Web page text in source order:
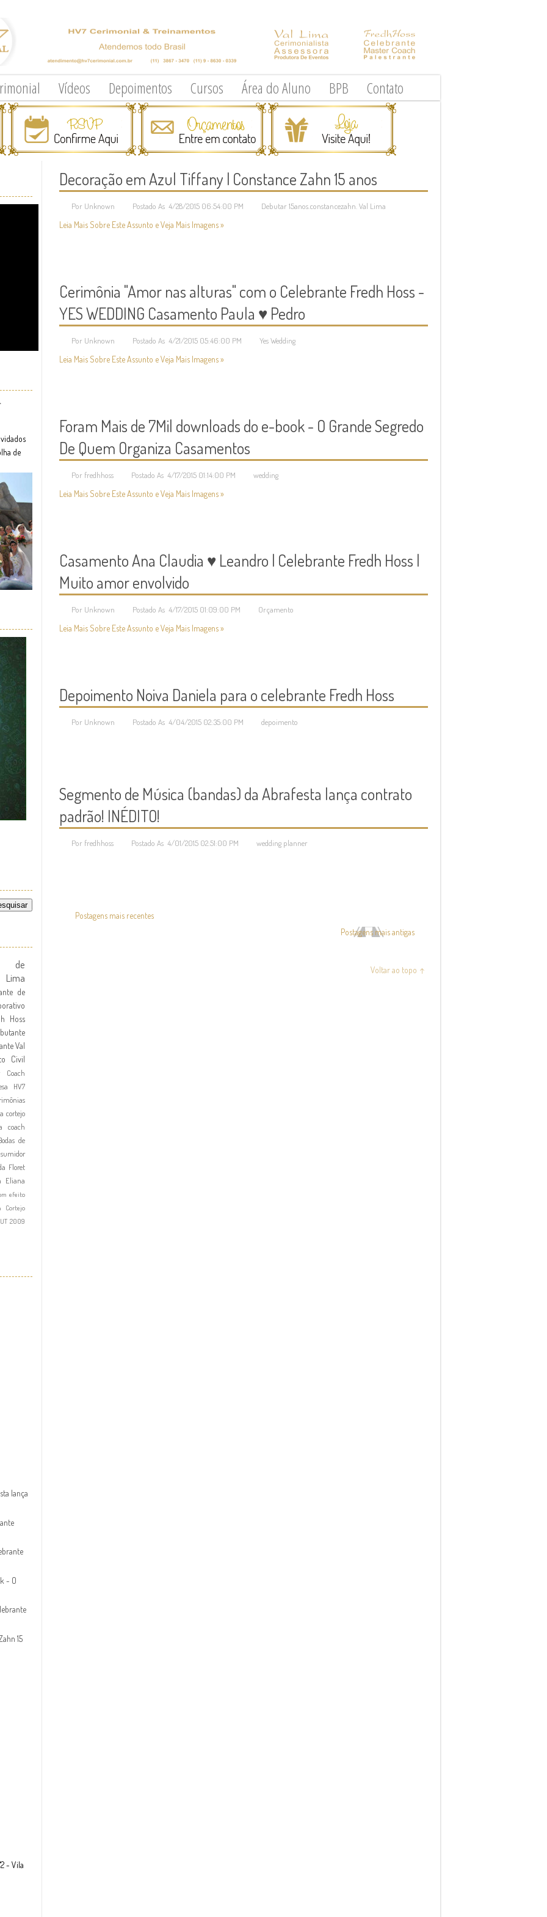
Vídeos Depoimentos Cursos Área do Aluno BPB Contato
Decoração em Azul Tiffany | Constance Zahn 15 anos
Por Unknown Postado As 4/28/2015 06:54:00 PM Debutar 15anos.constancezahn. Val Lima
Leia Mais Sobre Este Assunto e Veja Mais Imagens »
Cerimônia "Amor nas alturas" com o Celebrante Fredh Hoss -
YES WEDDING Casamento Paula ♥ Pedro
Por Unknown Postado As 4/21/2015 05:46:00 PM Yes Wedding
Leia Mais Sobre Este Assunto e Veja Mais Imagens »
Foram Mais de 7Mil downloads do e-book - O Grande Segredo
De Quem Organiza Casamentos
Por fredhhoss Postado As 4/17/2015 01:14:00 PM wedding
Leia Mais Sobre Este Assunto e Veja Mais Imagens »
Casamento Ana Claudia ♥ Leandro | Celebrante Fredh Hoss |
Muito amor envolvido
Por Unknown Postado As 4/17/2015 01:09:00 PM Orçamento
Leia Mais Sobre Este Assunto e Veja Mais Imagens »
Depoimento Noiva Daniela para o celebrante Fredh Hoss
Por Unknown Postado As 4/04/2015 02:35:00 PM depoimento
Segmento de Música (bandas) da Abrafesta lança contrato
padrão! INÉDITO!
Por fredhhoss Postado As 4/01/2015 02:51:00 PM wedding planner
Postagens mais recentes
Postagens mais antigas
Voltar ao topo ↑
de
de
Lima
de
Hoss
Val
Civil
Coach
HV7
cortejo
coach
de
Floret
Eliana
efeito
Cortejo
2009
lança
- O
15
- Vila